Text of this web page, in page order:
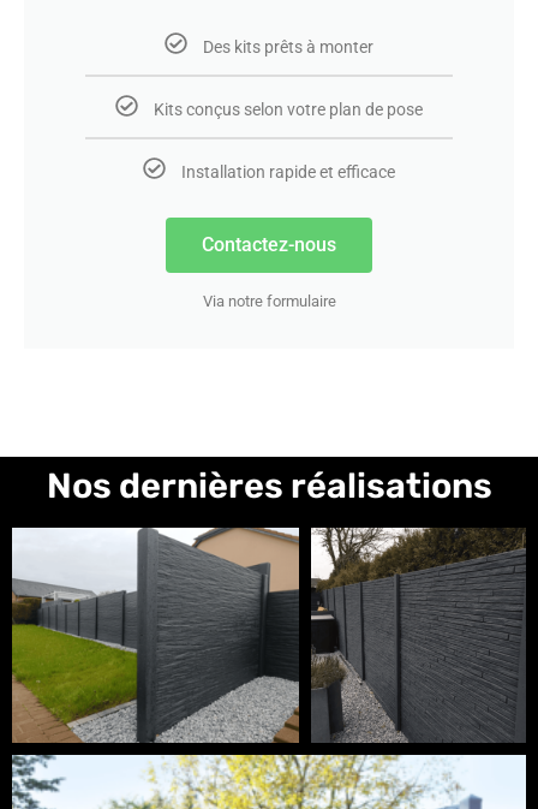
Des kits prêts à monter
Kits conçus selon votre plan de pose
Installation rapide et efficace
Contactez-nous
Via notre formulaire
Nos dernières réalisations